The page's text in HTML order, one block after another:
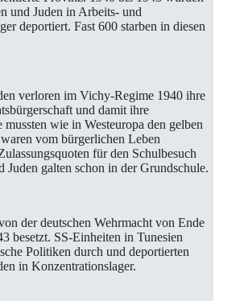
und Juden in Arbeits- und
deportiert. Fast 600 starben in diesen
verloren im Vichy-Regime 1940 ihre
und damit ihre
mussten wie in Westeuropa den gelben
vom bürgerlichen Leben
für den Schulbesuch
Juden galten schon in der Grundschule.
der deutschen Wehrmacht von Ende
besetzt. SS-Einheiten in Tunesien
Politiken durch und deportierten
in Konzentrationslager.